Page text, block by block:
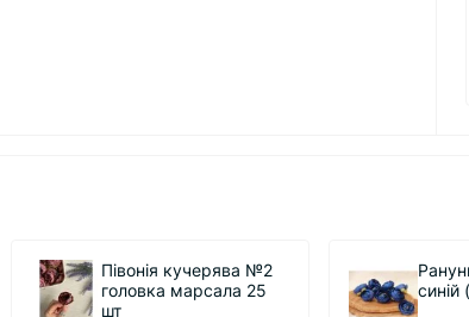
Ранункулюс бутон,
синій (індиго) 53 шт